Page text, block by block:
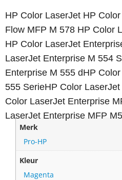
HP Color LaserJet HP
Flow MFP M 578 HP Color
HP Color LaserJet
LaserJet Enterprise M 554
Enterprise M 555 dHP
555 SerieHP Color
Color LaserJet Enterprise
LaserJet Enterprise MFP
Merk
Pro-HP
Kleur
Magenta